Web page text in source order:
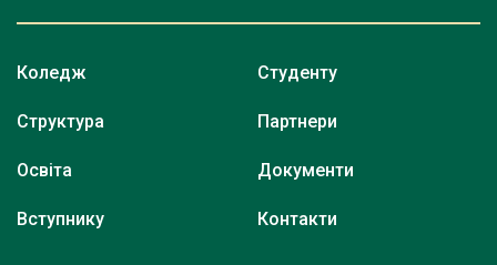
Коледж
Структура
Освіта
Вступнику
Студенту
Партнери
Документи
Контакти